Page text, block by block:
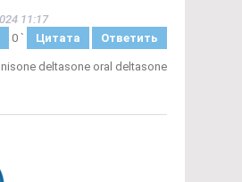
11:17
0 ` Цитата Ответить
deltasone oral deltasone